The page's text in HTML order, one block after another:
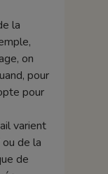
la
on
pour
pour
varient
de la
de